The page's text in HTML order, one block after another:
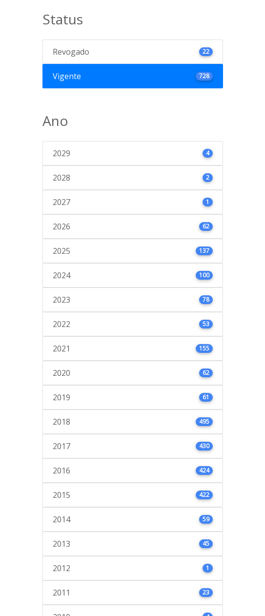
Status
Revogado 22
Vigente 728
Ano
2029 4
2028 2
2027 1
2026 62
2025 137
2024 100
2023 78
2022 53
2021 155
2020 62
2019 61
2018 495
2017 430
2016 424
2015 422
2014 59
2013 45
2012 1
2011 23